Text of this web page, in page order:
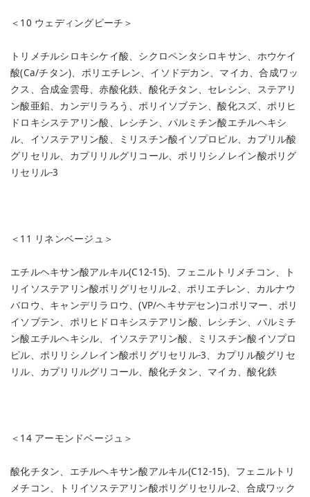
＜10 ウェディングピーチ＞
トリメチルシロキシケイ酸、シクロペンタシロキサン、ホウケイ
酸(Ca/チタン)、ポリエチレン、イソドデカン、マイカ、合成ワッ
クス、合成金雲母、赤酸化鉄、酸化チタン、セレシン、ステアリ
ン酸亜鉛、カンデリラろう、ポリイソブテン、酸化スズ、ポリヒ
ドロキシステアリン酸、レシチン、パルミチン酸エチルヘキシ
ル、イソステアリン酸、ミリスチン酸イソプロピル、カプリル酸
グリセリル、カプリリルグリコール、ポリリシノレイン酸ポリグ
リセリル-3
＜11 リネンベージュ＞
エチルヘキサン酸アルキル(C12-15)、フェニルトリメチコン、ト
リイソステアリン酸ポリグリセリル-2、ポリエチレン、カルナウ
バロウ、キャンデリラロウ、(VP/ヘキサデセン)コポリマー、ポリ
イソブテン、ポリヒドロキシステアリン酸、レシチン、パルミチ
ン酸エチルヘキシル、イソステアリン酸、ミリスチン酸イソプロ
ピル、ポリリシノレイン酸ポリグリセリル-3、カプリル酸グリセ
リル、カプリリルグリコール、酸化チタン、マイカ、酸化鉄
＜14 アーモンドベージュ＞
酸化チタン、エチルヘキサン酸アルキル(C12-15)、フェニルトリ
メチコン、トリイソステアリン酸ポリグリセリル-2、合成ワック